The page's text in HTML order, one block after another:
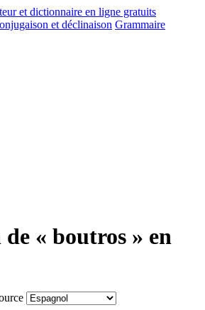
et déclinaison Grammaire
« boutros » en